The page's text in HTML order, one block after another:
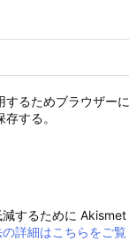
するためブラウザー
する。
するために Akismet
詳細はこちらをご